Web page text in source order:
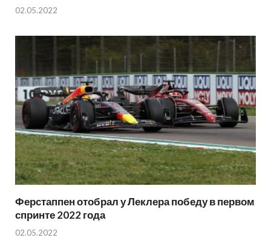
02.05.2022
Ферстаппен отобрал у Леклера победу в первом
спринте 2022 года
02.05.2022